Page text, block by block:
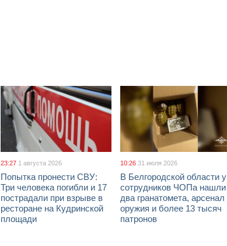
23:27 1 августа 2026
Попытка пронести СВУ:
Три человека погибли и 17
пострадали при взрыве в
ресторане на Кудринской
площади
10:26 31 июля 2026
В Белгородской области у
сотрудников ЧОПа нашли
два гранатомета, арсенал
оружия и более 13 тысяч
патронов